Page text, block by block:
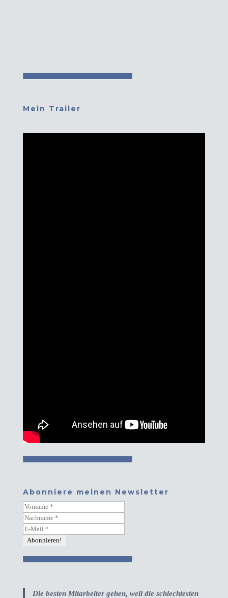
Mein Trailer
Abonniere meinen Newsletter
Die besten Mitarbeiter gehen, weil die schlechtesten